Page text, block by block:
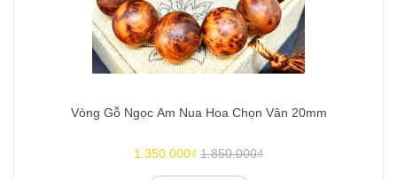
Vòng Gỗ Ngọc Am Nua Hoa Chọn Vân 20mm
1.350.000₫ 1.850.000₫